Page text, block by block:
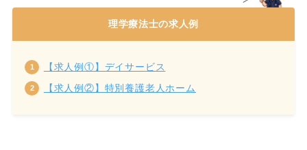
理学療法士の求人例
【求人例①】デイサービス
【求人例②】特別養護老人ホーム